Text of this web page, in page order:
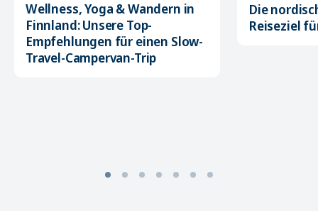
Wellness, Yoga & Wandern in
Finnland: Unsere Top-
Empfehlungen für einen Slow-
Travel-Campervan-Trip
Die
Reiseziel